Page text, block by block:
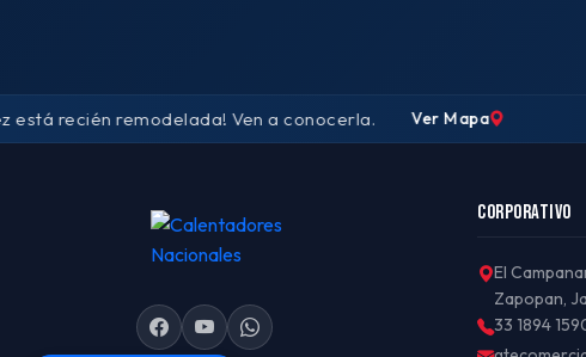
recién remodelada! Ven a conocerla. Ver Mapa
CORPORATIVO
El
Zapopan,
33 1894